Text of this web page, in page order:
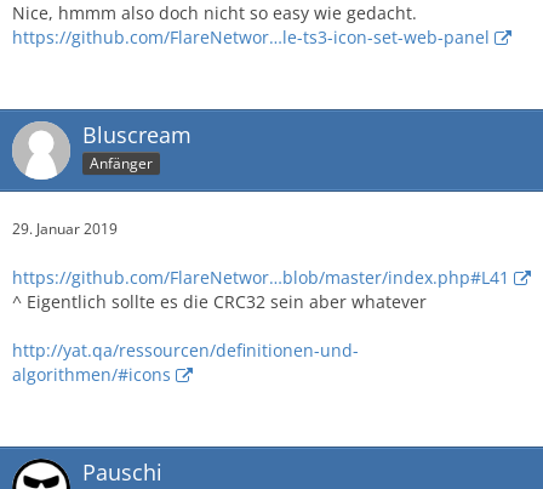
Nice, hmmm also doch nicht so easy wie gedacht.
https://github.com/FlareNetwor…le-ts3-icon-set-web-panel
Bluscream
Anfänger
29. Januar 2019
https://github.com/FlareNetwor…blob/master/index.php#L41
^ Eigentlich sollte es die CRC32 sein aber whatever
http://yat.qa/ressourcen/definitionen-und-
algorithmen/#icons
Pauschi